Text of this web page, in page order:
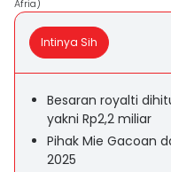
Afria)
Intinya Sih
Besaran royalti
yakni Rp2,2 miliar
Pihak Mie Gacoan
2025